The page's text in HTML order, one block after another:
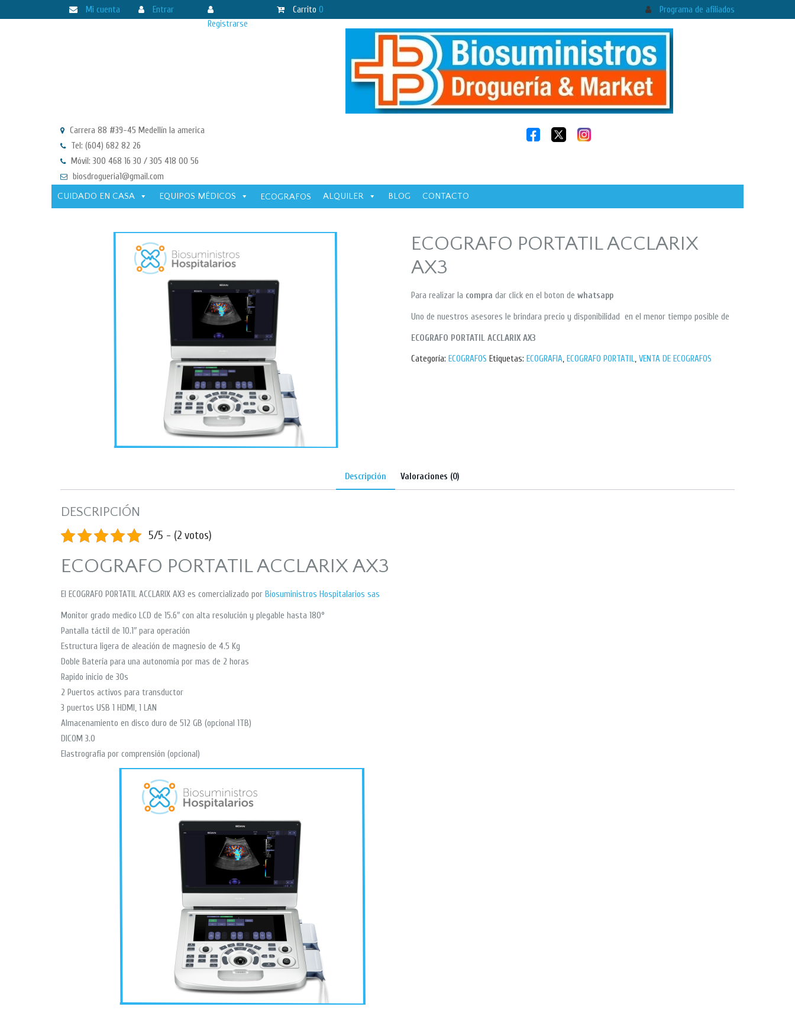
Mi cuenta
Entrar
Registrarse
Carrito 0 Programa de afiliados
Carrera 88 #39-45 Medellín la america
Tel: (604) 682 82 26
Móvil: 300 468 16 30 / 305 418 00 56
biosdrogueria1@gmail.com
CUIDADO EN CASA
EQUIPOS MÉDICOS ECOGRAFOS ALQUILER BLOG CONTACTO
ECOGRAFO PORTATIL ACCLARIX
AX3
Para realizar la compra dar click en el boton de whatsapp
Uno de nuestros asesores le brindara precio y disponibilidad en el menor tiempo posible de
ECOGRAFO PORTATIL ACCLARIX AX3
Categoría: ECOGRAFOS Etiquetas: ECOGRAFIA, ECOGRAFO PORTATIL, VENTA DE ECOGRAFOS
Descripción Valoraciones (0)
DESCRIPCIÓN
5/5 - (2 votos)
ECOGRAFO PORTATIL ACCLARIX AX3
El ECOGRAFO PORTATIL ACCLARIX AX3 es comercializado por Biosuministros Hospitalarios sas
Monitor grado medico LCD de 15.6″ con alta resolución y plegable hasta 180°
Pantalla táctil de 10.1″ para operación
Estructura ligera de aleación de magnesio de 4.5 Kg
Doble Batería para una autonomía por mas de 2 horas
Rapido inicio de 30s
2 Puertos activos para transductor
3 puertos USB 1 HDMI, 1 LAN
Almacenamiento en disco duro de 512 GB (opcional 1TB)
DICOM 3.0
Elastrografia por comprensión (opcional)